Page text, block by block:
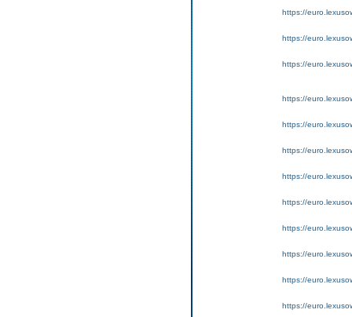
https://
https://
https://
https://
https://
https://
https://
https://
https://
https://
https://
https://